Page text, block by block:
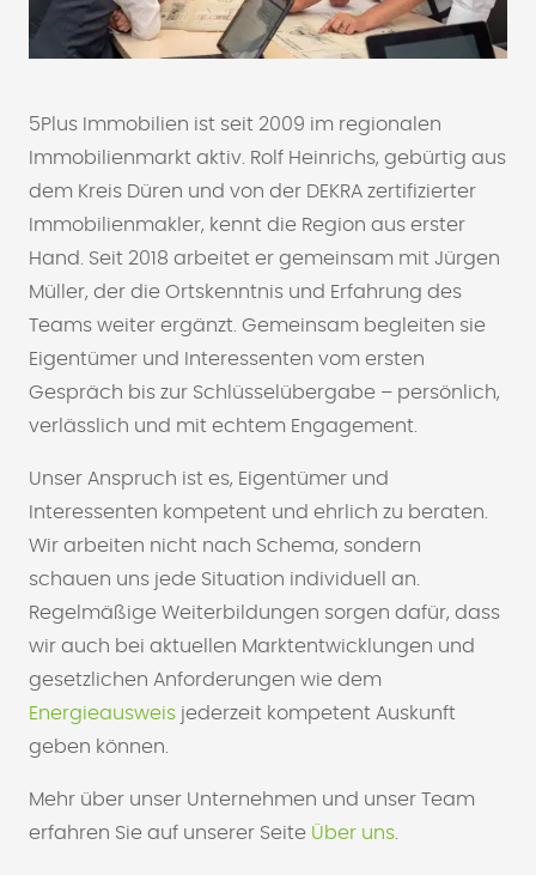
5Plus Immobilien ist seit 2009 im regionalen
Immobilienmarkt aktiv. Rolf Heinrichs, gebürtig aus
dem Kreis Düren und von der DEKRA zertifizierter
Immobilienmakler, kennt die Region aus erster
Hand. Seit 2018 arbeitet er gemeinsam mit Jürgen
Müller, der die Ortskenntnis und Erfahrung des
Teams weiter ergänzt. Gemeinsam begleiten sie
Eigentümer und Interessenten vom ersten
Gespräch bis zur Schlüsselübergabe – persönlich,
verlässlich und mit echtem Engagement.
Unser Anspruch ist es, Eigentümer und
Interessenten kompetent und ehrlich zu beraten.
Wir arbeiten nicht nach Schema, sondern
schauen uns jede Situation individuell an.
Regelmäßige Weiterbildungen sorgen dafür, dass
wir auch bei aktuellen Marktentwicklungen und
gesetzlichen Anforderungen wie dem
Energieausweis jederzeit kompetent Auskunft
geben können.
Mehr über unser Unternehmen und unser Team
erfahren Sie auf unserer Seite Über uns.